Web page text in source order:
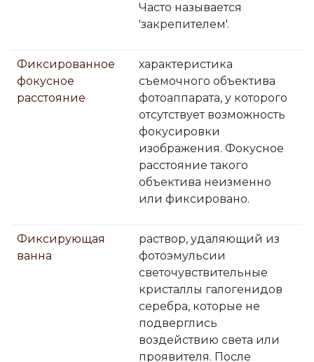
Часто называется
'закрепителем'.
Фиксированное
фокусное
расстояние
характеристика
съемочного объектива
фотоаппарата, у которого
отсутствует возможность
фокусировки
изображения. Фокусное
расстояние такого
объектива неизменно
или фиксировано.
Фиксирующая
ванна
раствор, удаляющий из
фотоэмульсии
светочувствительные
кристаллы галогенидов
серебра, которые не
подверглись
воздействию света или
проявителя. После